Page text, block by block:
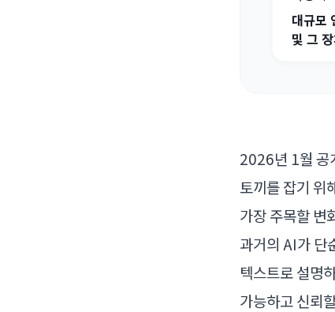
대규모
및 그
2026년 1월 공
토끼를 잡기 위
가장 주목할 변
과거의 AI가 단
텍스트로 설명
가능하고 신뢰